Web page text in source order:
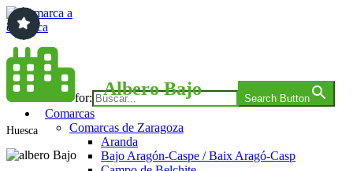
Saltar
al
contenido
Comarca a comarca
Search for: Search Button
Comarcas
Comarcas de Zaragoza
Aranda
Bajo Aragón-Caspe / Baix Aragó-Casp
Albero Bajo
Huesca